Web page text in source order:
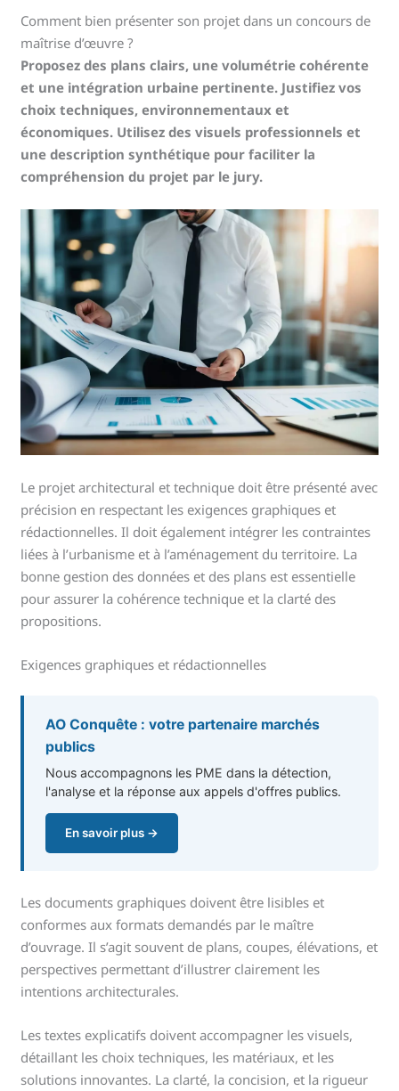
Comment bien présenter son projet dans un concours de
maîtrise d’œuvre ?
Proposez des plans clairs, une volumétrie cohérente
et une intégration urbaine pertinente. Justifiez vos
choix techniques, environnementaux et
économiques. Utilisez des visuels professionnels et
une description synthétique pour faciliter la
compréhension du projet par le jury.
Le projet architectural et technique doit être présenté avec
précision en respectant les exigences graphiques et
rédactionnelles. Il doit également intégrer les contraintes
liées à l’urbanisme et à l’aménagement du territoire. La
bonne gestion des données et des plans est essentielle
pour assurer la cohérence technique et la clarté des
propositions.
Exigences graphiques et rédactionnelles
AO Conquête : votre partenaire marchés
publics
Nous accompagnons les PME dans la détection,
l'analyse et la réponse aux appels d'offres publics.
En savoir plus →
Les documents graphiques doivent être lisibles et
conformes aux formats demandés par le maître
d’ouvrage. Il s’agit souvent de plans, coupes, élévations, et
perspectives permettant d’illustrer clairement les
intentions architecturales.
Les textes explicatifs doivent accompagner les visuels,
détaillant les choix techniques, les matériaux, et les
solutions innovantes. La clarté, la concision, et la rigueur